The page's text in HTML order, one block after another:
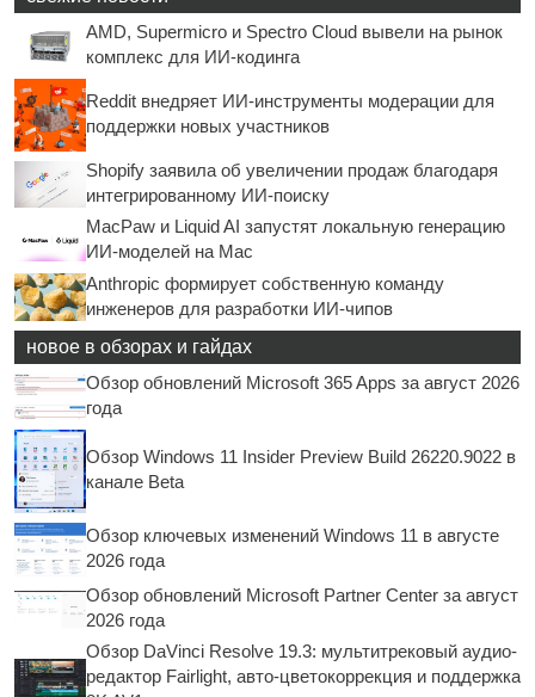
AMD, Supermicro и Spectro Cloud вывели на рынок
комплекс для ИИ-кодинга
Reddit внедряет ИИ-инструменты модерации для
поддержки новых участников
Shopify заявила об увеличении продаж благодаря
интегрированному ИИ-поиску
MacPaw и Liquid AI запустят локальную генерацию
ИИ-моделей на Mac
Anthropic формирует собственную команду
инженеров для разработки ИИ-чипов
новое в обзорах и гайдах
Обзор обновлений Microsoft 365 Apps за август 2026
года
Обзор Windows 11 Insider Preview Build 26220.9022 в
канале Beta
Обзор ключевых изменений Windows 11 в августе
2026 года
Обзор обновлений Microsoft Partner Center за август
2026 года
Обзор DaVinci Resolve 19.3: мультитрековый аудио-
редактор Fairlight, авто-цветокоррекция и поддержка